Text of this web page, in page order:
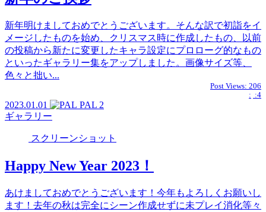
新年明けましておめでとうございます。そんな訳で初詣をイ
メージしたものを始め、クリスマス時に作成したもの、以前
の投稿から新たに変更したキャラ設定にプロローグ的なもの
といったギャラリー集をアップしました。画像サイズ等、
色々と拙い...
Post Views: 206
: :4
2023.01.01 PAL 2
ギャラリー
スクリーンショット
Happy New Year 2023！
あけましておめでとうございます！今年もよろしくお願いし
ます！去年の秋は完全にシーン作成せずに未プレイ消化等々